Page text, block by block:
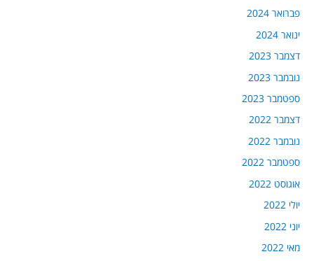
פברואר 2024
ינואר 2024
דצמבר 2023
נובמבר 2023
ספטמבר 2023
דצמבר 2022
נובמבר 2022
ספטמבר 2022
אוגוסט 2022
יולי 2022
יוני 2022
מאי 2022